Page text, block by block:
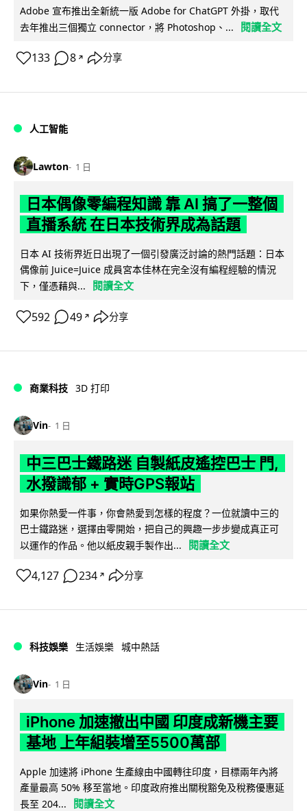
Adobe 宣布推出全新統一版 Adobe for ChatGPT 外掛，取代
去年推出三個獨立 connector，將 Photoshop、...
閱讀全文
133 8 ↗ 分享
人工智能
Lawton 1 日
日本偶像零編程知識 靠 AI 搞了一整個
直播系統 在日本技術界成為話題
日本 AI 技術界近日出現了一個引發廣泛討論的熱門話題：日本
偶像前 Juice=Juice 成員宮本佳林在完全沒有編程經驗的情況
下，僅憑藉與...
閱讀全文
592 49 ↗ 分享
商業科技 3D 打印
Vin 1 日
中三巴士鐵路迷 自製紙皮遙控巴士 門,
水撥識郁 + 實時GPS報站
如果你熱愛一件事，你會熱愛到怎樣的程度？一位就讀中三的
巴士鐵路迷，選擇由零開始，把自己的興趣一步步變成真正可
以運作的作品。他以紙皮親手製作出...
閱讀全文
4,127 234 ↗ 分享
科技娛樂 生活娛樂 城中熱話
Vin 1 日
iPhone 加速撤出中國 印度成新機主要
基地 上年組裝增至5500萬部
Apple 加速將 iPhone 生產線由中國轉往印度，目標兩年內將
產量最高 50% 移至當地。印度政府推出關稅豁免及稅務優惠延
長至 204...
閱讀全文